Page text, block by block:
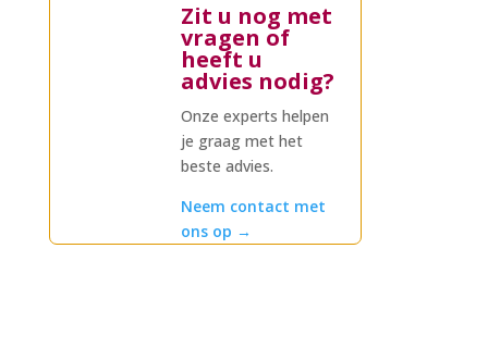
Zit u nog met
vragen of
heeft u
advies nodig?
Onze experts helpen
je graag met het
beste advies.
Neem contact met
ons op →